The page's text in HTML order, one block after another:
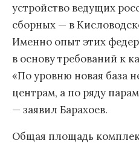
устройство ведущих
сборных — в
Именно опыт этих
в основу требований к
«По уровню новая база
центрам, а по ряду
— заявил Барахоев.
Общая площадь